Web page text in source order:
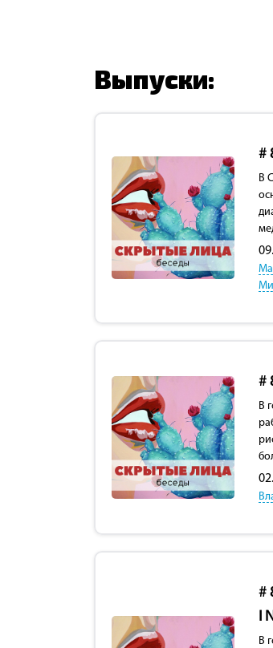
Выпуски:
В
В
В